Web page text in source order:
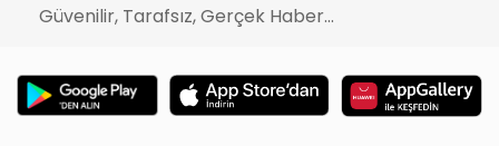
Güvenilir, Tarafsız, Gerçek Haber...